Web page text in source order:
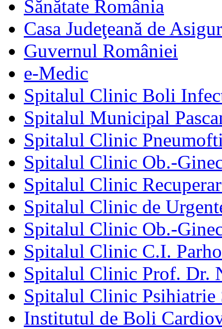
Sănătate România
Casa Judeţeană de
Guvernul României
e-Medic
Spitalul Clinic Boli
Spitalul Municipal
Spitalul Clinic
Spitalul Clinic Ob.-
Spitalul Clinic
Spitalul Clinic de
Spitalul Clinic Ob.-
Spitalul Clinic C.I.
Spitalul Clinic Prof. Dr.
Spitalul Clinic Psihiatrie
Institutul de Boli